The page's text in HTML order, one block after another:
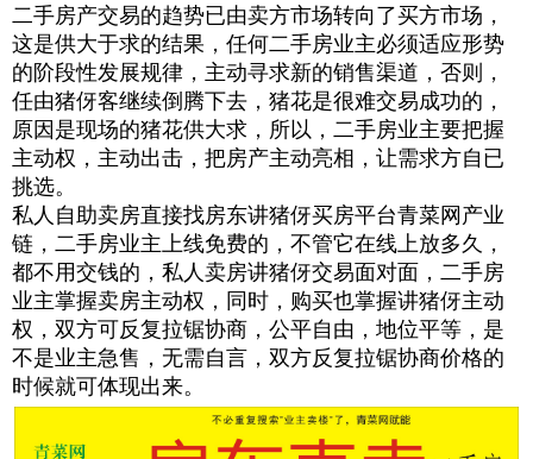
二手房产交易的趋势已由卖方市场转向了买方市场，
这是供大于求的结果，任何二手房业主必须适应形势
的阶段性发展规律，主动寻求新的销售渠道，否则，
任由猪伢客继续倒腾下去，猪花是很难交易成功的，
原因是现场的猪花供大求，所以，二手房业主要把握
主动权，主动出击，把房产主动亮相，让需求方自已
挑选。
私人自助卖房直接找房东讲猪伢买房平台青菜网产业
链，二手房业主上线免费的，不管它在线上放多久，
都不用交钱的，私人卖房讲猪伢交易面对面，二手房
业主掌握卖房主动权，同时，购买也掌握讲猪伢主动
权，双方可反复拉锯协商，公平自由，地位平等，是
不是业主急售，无需自言，双方反复拉锯协商价格的
时候就可体现出来。